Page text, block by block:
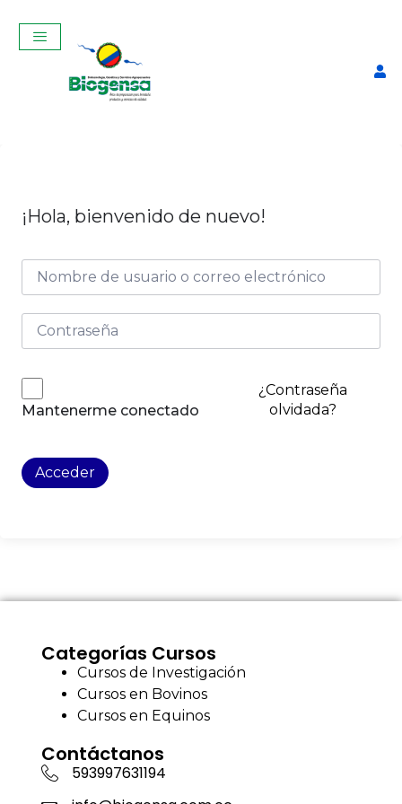
¡Hola, bienvenido de nuevo!
Mantenerme conectado
¿Contraseña
olvidada?
Acceder
Categorías Cursos
Cursos de Investigación
Cursos en Bovinos
Cursos en Equinos
Contáctanos
593997631194
Termo de 3 kg